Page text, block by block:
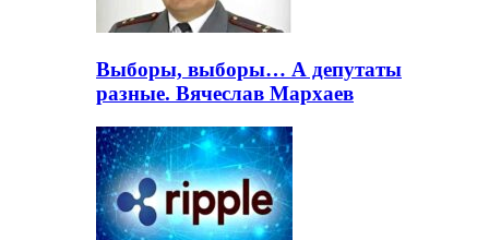
Выборы, выборы… А депутаты
разные. Вячеслав Мархаев